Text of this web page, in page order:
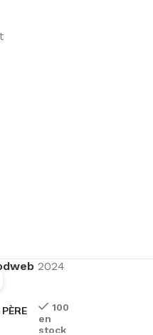
2024
100
en
stock